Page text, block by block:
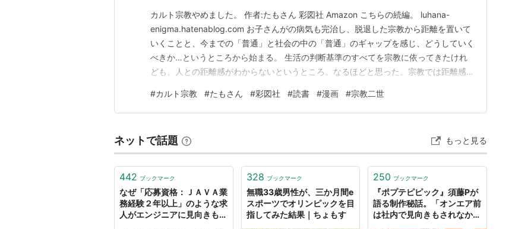
カルト宗教やめました。 作者:たもさん 彩図社 Amazon こちらの続編。 luhana-
enigma.hatenablog.com お子さんがの病気も完治し、脱退した宗教から距離を置いて
いくことと、今までの「普通」と社会の中の「普通」のギャップを感じ、どうしていく
べきか…というところから始まる。 生活の判断基準のすべてを宗教に依ってきたけれ
ども、人との距離感がわからないというところ。なるほどと思った。宗教では距離感、
のはカルトだけでなくて、一般的な仏教、イスラム教、キリスト教だって考えなければ
いけないことだと思う…
#カルト宗教 #たもさん #彩図社 #読書 #漫画 #宗教二世
ネットで話題 もっと見る
442 ブックマーク
なぜ「応募資格：ＪＡＶＡ業
務経験２年以上」のような求
人がエンジニアに見向きもさ
328 ブックマーク
無職33歳男性が、三か月間e
スポーツでオリンピックを目
指してみた結果｜ちょもす
250 ブックマーク
『ポプテピピック』須藤Pが
語る制作秘話。「オンエア前
は社内で見向きもされなかっ